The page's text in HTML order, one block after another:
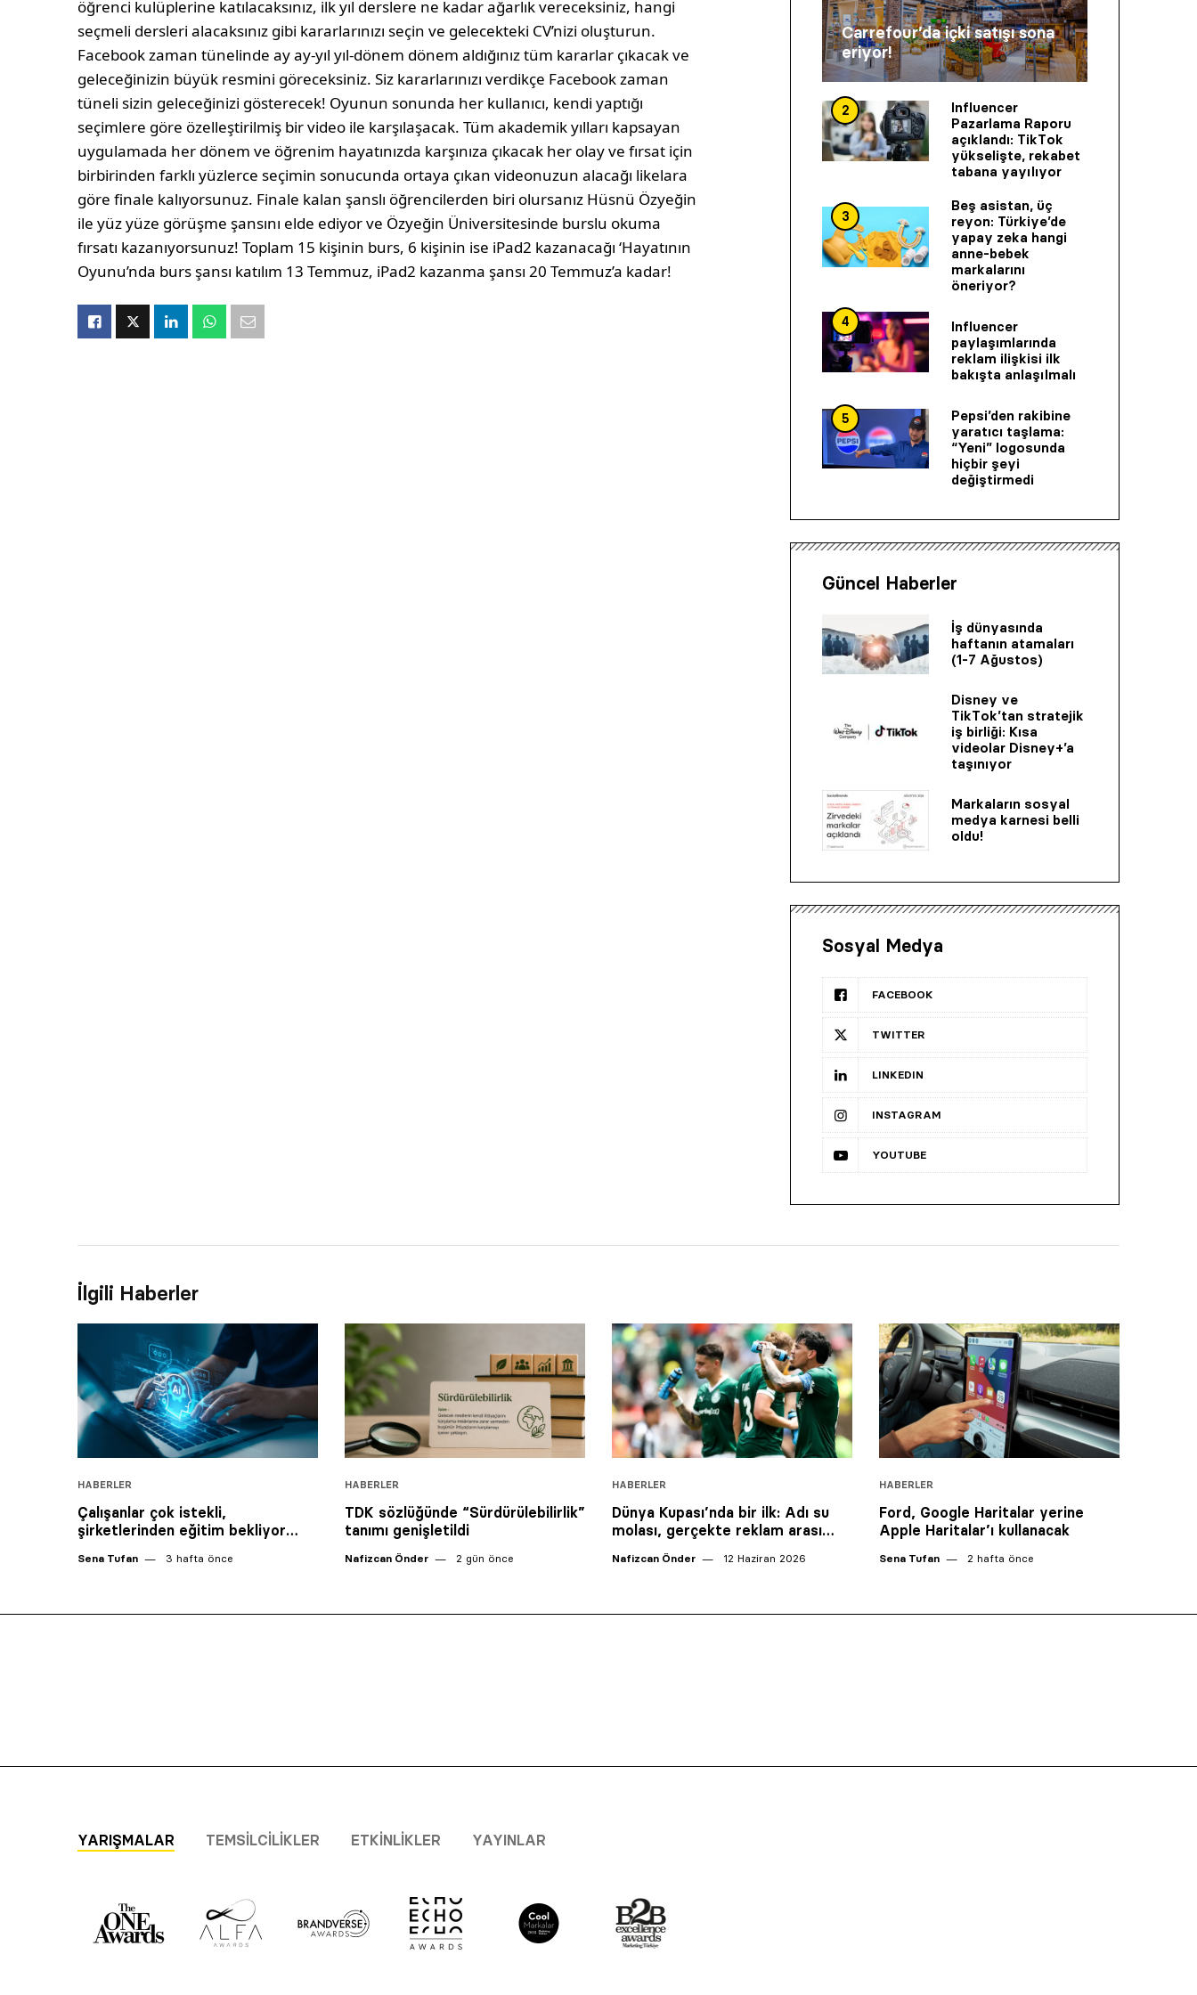
öğrenci kulüplerine katılacaksınız, ilk yıl derslere ne kadar ağarlık vereceksiniz, hangi
seçmeli dersleri alacaksınız gibi kararlarınızı seçin ve gelecekteki CV’nizi oluşturun.
Facebook zaman tünelinde ay ay-yıl yıl-dönem dönem aldığınız tüm kararlar çıkacak ve
geleceğinizin büyük resmini göreceksiniz. Siz kararlarınızı verdikçe Facebook zaman
tüneli sizin geleceğinizi gösterecek! Oyunun sonunda her kullanıcı, kendi yaptığı
seçimlere göre özelleştirilmiş bir video ile karşılaşacak. Tüm akademik yılları kapsayan
uygulamada her dönem ve öğrenim hayatınızda karşınıza çıkacak her olay ve fırsat için
birbirinden farklı yüzlerce seçimin sonucunda ortaya çıkan videonuzun alacağı likelara
göre finale kalıyorsunuz. Finale kalan şanslı öğrencilerden biri olursanız Hüsnü Özyeğin
ile yüz yüze görüşme şansını elde ediyor ve Özyeğin Üniversitesinde burslu okuma
fırsatı kazanıyorsunuz! Toplam 15 kişinin burs, 6 kişinin ise iPad2 kazanacağı ‘Hayatının
Oyunu’nda burs şansı katılım 13 Temmuz, iPad2 kazanma şansı 20 Temmuz’a kadar!
Carrefour’da içki satışı sona
eriyor!
2
Influencer
Pazarlama Raporu
açıklandı: TikTok
yükselişte, rekabet
tabana yayılıyor
3
Beş asistan, üç
reyon: Türkiye’de
yapay zeka hangi
anne-bebek
markalarını
öneriyor?
4
Influencer
paylaşımlarında
reklam ilişkisi ilk
bakışta anlaşılmalı
5
Pepsi’den rakibine
yaratıcı taşlama:
“Yeni” logosunda
hiçbir şeyi
değiştirmedi
Güncel Haberler
İş dünyasında
haftanın atamaları
(1-7 Ağustos)
Disney ve
TikTok’tan stratejik
iş birliği: Kısa
videolar Disney+’a
taşınıyor
Markaların sosyal
medya karnesi belli
oldu!
Sosyal Medya
FACEBOOK
TWITTER
LINKEDIN
INSTAGRAM
YOUTUBE
İlgili Haberler
HABERLER
Çalışanlar çok istekli,
şirketlerinden eğitim bekliyor…
Sena Tufan 3 hafta önce
HABERLER
TDK sözlüğünde “Sürdürülebilirlik”
tanımı genişletildi
Nafizcan Önder 2 gün önce
HABERLER
Dünya Kupası’nda bir ilk: Adı su
molası, gerçekte reklam arası…
Nafizcan Önder 12 Haziran 2026
HABERLER
Ford, Google Haritalar yerine
Apple Haritalar’ı kullanacak
Sena Tufan 2 hafta önce
YARIŞMALAR TEMSILCILIKLER ETKINLIKLER YAYINLAR